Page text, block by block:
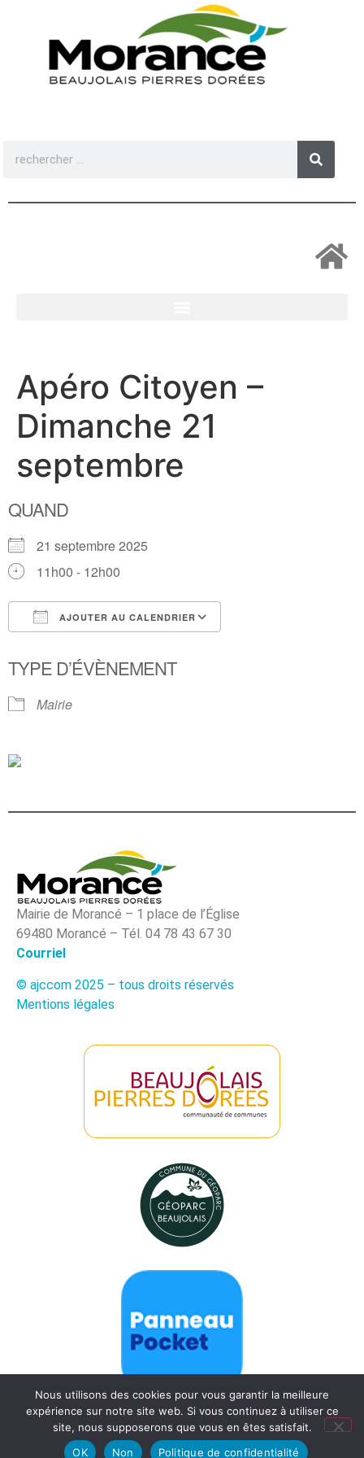
Apéro Citoyen –
Dimanche 21
septembre
QUAND
21 septembre 2025
11h00 - 12h00
AJOUTER AU CALENDRIER
TYPE D’ÉVÈNEMENT
Mairie
Mairie de Morancé – 1 place de l’Église
69480 Morancé – Tél. 04 78 43 67 30
Courriel
© ajccom 2025 – tous droits réservés
Mentions légales
Nous utilisons des cookies pour vous garantir la meilleure
expérience sur notre site web. Si vous continuez à utiliser ce
site, nous supposerons que vous en êtes satisfait.
OK
Non Politique de confidentialité